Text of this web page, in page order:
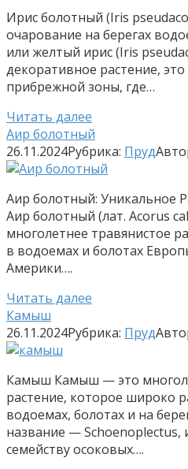
Ирис болотный (Iris
очарование на берегах
или желтый ирис (Iris
декоративное растение,
прибрежной зоны, где…
Читать далее
Аир болотный
26.11.2024Рубрика: Пруд
Аир болотный: Уникальное
Аир болотный (лат. Acorus
многолетнее травянистое
в водоемах и болотах
Америки….
Читать далее
Камыш
26.11.2024Рубрика: Пруд
Камыш Камыш — это
растение, которое широко
водоемах, болотах и на
название — Schoenoplectus,
семейству осоковых….